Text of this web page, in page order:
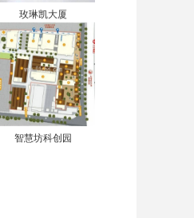
玫琳凯大厦
智慧坊科创园